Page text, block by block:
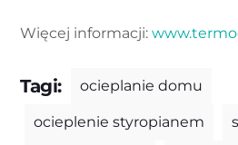
Więcej informacji:
Tagi: ocieplanie domu
ocieplenie styropianem